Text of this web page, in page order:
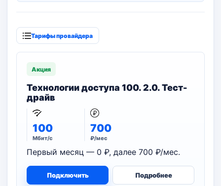
Тарифы провайдера
Акция
Технологии доступа 100. 2.0. Тест-
драйв
100
Мбит/с
700
₽/мес
Первый месяц — 0 ₽, далее 700 ₽/мес.
Подключить Подробнее